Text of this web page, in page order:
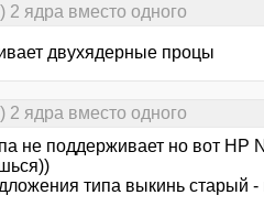
2 ядра вместо одного
двухядерные процы
2 ядра вместо одного
не поддерживает но вот HP
типа выкинь старый -